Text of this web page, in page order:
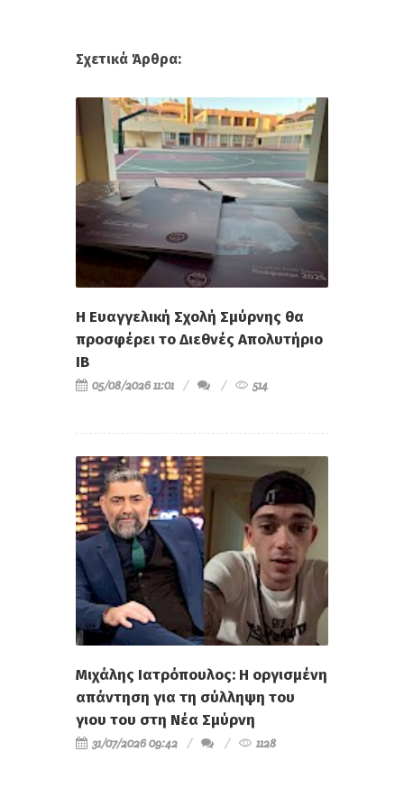
Σχετικά Άρθρα:
Η Ευαγγελική Σχολή Σμύρνης θα
προσφέρει το Διεθνές Απολυτήριο
IB
05/08/2026 11:01 514
Μιχάλης Ιατρόπουλος: Η οργισμένη
απάντηση για τη σύλληψη του
γιου του στη Νέα Σμύρνη
31/07/2026 09:42 1128